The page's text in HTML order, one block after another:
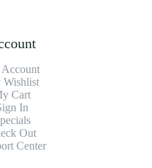
Wishlist
Cart
In
Out
Center